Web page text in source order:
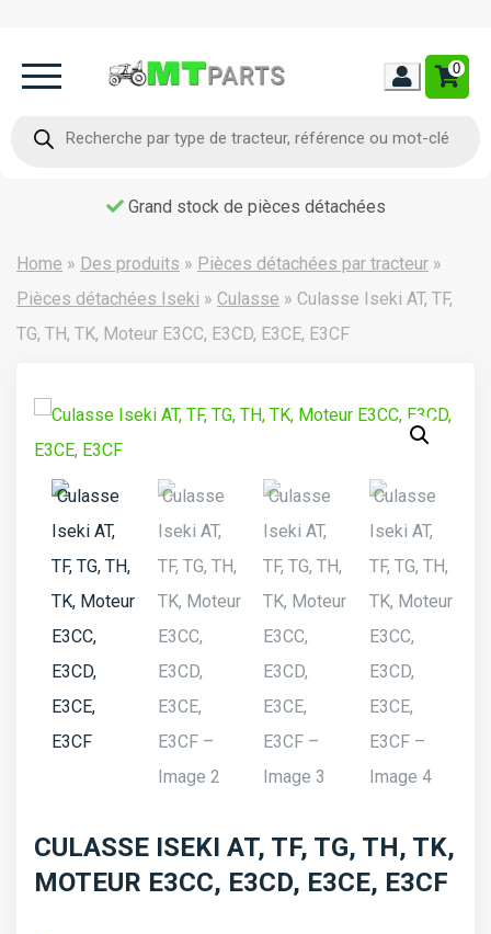
0
produits
Grand stock de pièces détachées
Home » Des produits » Pièces détachées par tracteur »
Pièces détachées Iseki » Culasse » Culasse Iseki AT, TF,
TG, TH, TK, Moteur E3CC, E3CD, E3CE, E3CF
CULASSE ISEKI AT, TF, TG, TH, TK,
MOTEUR E3CC, E3CD, E3CE, E3CF